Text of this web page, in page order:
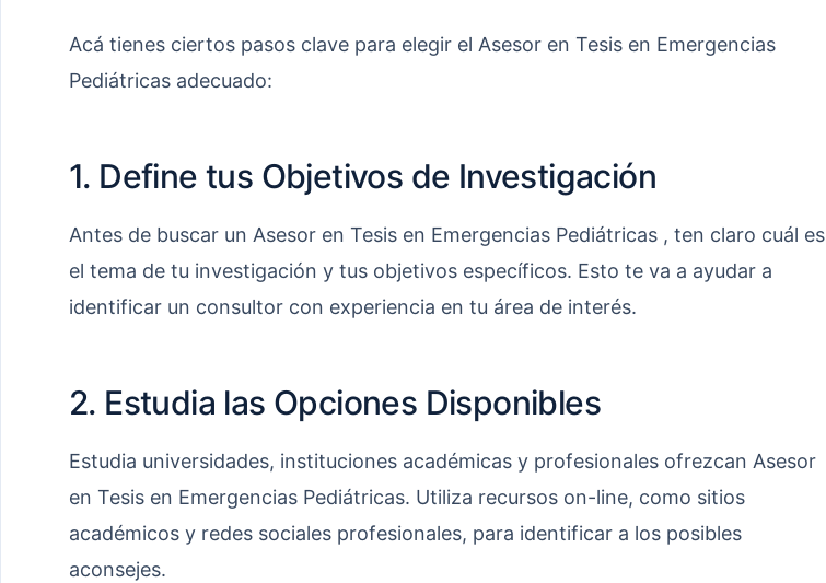
Acá tienes ciertos pasos clave para elegir el Asesor en Tesis en Emergencias
Pediátricas adecuado:
1. Define tus Objetivos de Investigación
Antes de buscar un Asesor en Tesis en Emergencias Pediátricas , ten claro cuál es
el tema de tu investigación y tus objetivos específicos. Esto te va a ayudar a
identificar un consultor con experiencia en tu área de interés.
2. Estudia las Opciones Disponibles
Estudia universidades, instituciones académicas y profesionales ofrezcan Asesor
en Tesis en Emergencias Pediátricas. Utiliza recursos on-line, como sitios
académicos y redes sociales profesionales, para identificar a los posibles
aconsejes.